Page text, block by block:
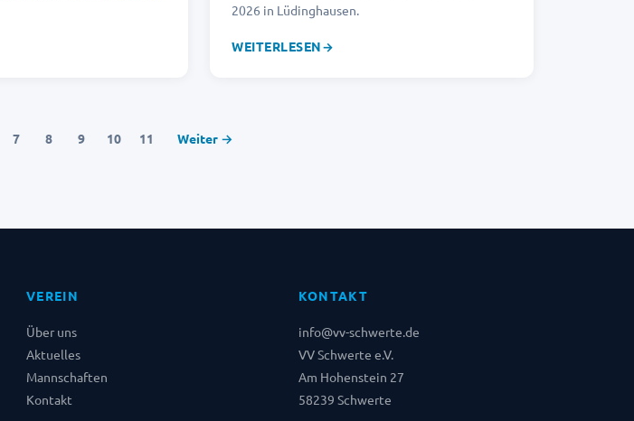
2026 in Lüdinghausen.
WEITERLESEN→
7 8 9 10 11 Weiter →
VEREIN
Über uns
Aktuelles
Mannschaften
Kontakt
KONTAKT
info@vv-schwerte.de
VV Schwerte e.V.
Am Hohenstein 27
58239 Schwerte